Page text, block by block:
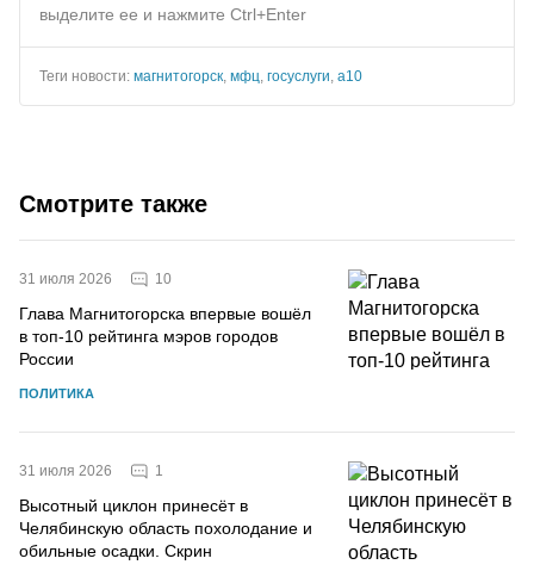
выделите ее и нажмите Ctrl+Enter
Теги новости: магнитогорск, мфц, госуслуги, а10
Смотрите также
31 июля 2026 10
Глава Магнитогорска впервые вошёл
в топ-10 рейтинга мэров городов
России
ПОЛИТИКА
31 июля 2026 1
Высотный циклон принесёт в
Челябинскую область похолодание и
обильные осадки. Скрин